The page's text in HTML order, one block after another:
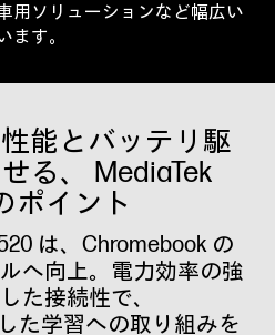
用ソリューションなど幅広い
ます。
能とバッテリ駆
る、 MediaTek
ポイント
は、Chromebook の
へ向上。電力効率の強
た接続性で、
た学習への取り組みを